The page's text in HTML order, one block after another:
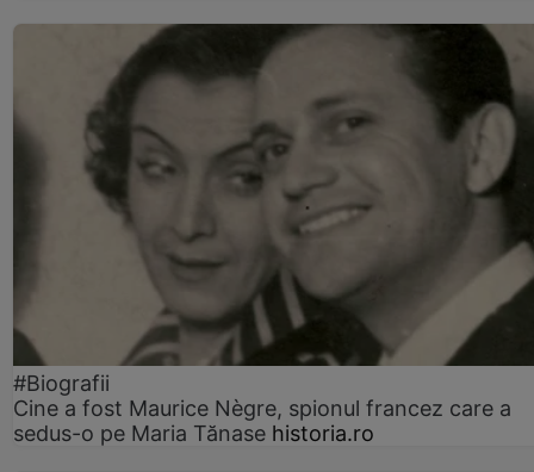
#Biografii
Cine a fost Maurice Nègre, spionul francez care a
sedus-o pe Maria Tănase historia.ro